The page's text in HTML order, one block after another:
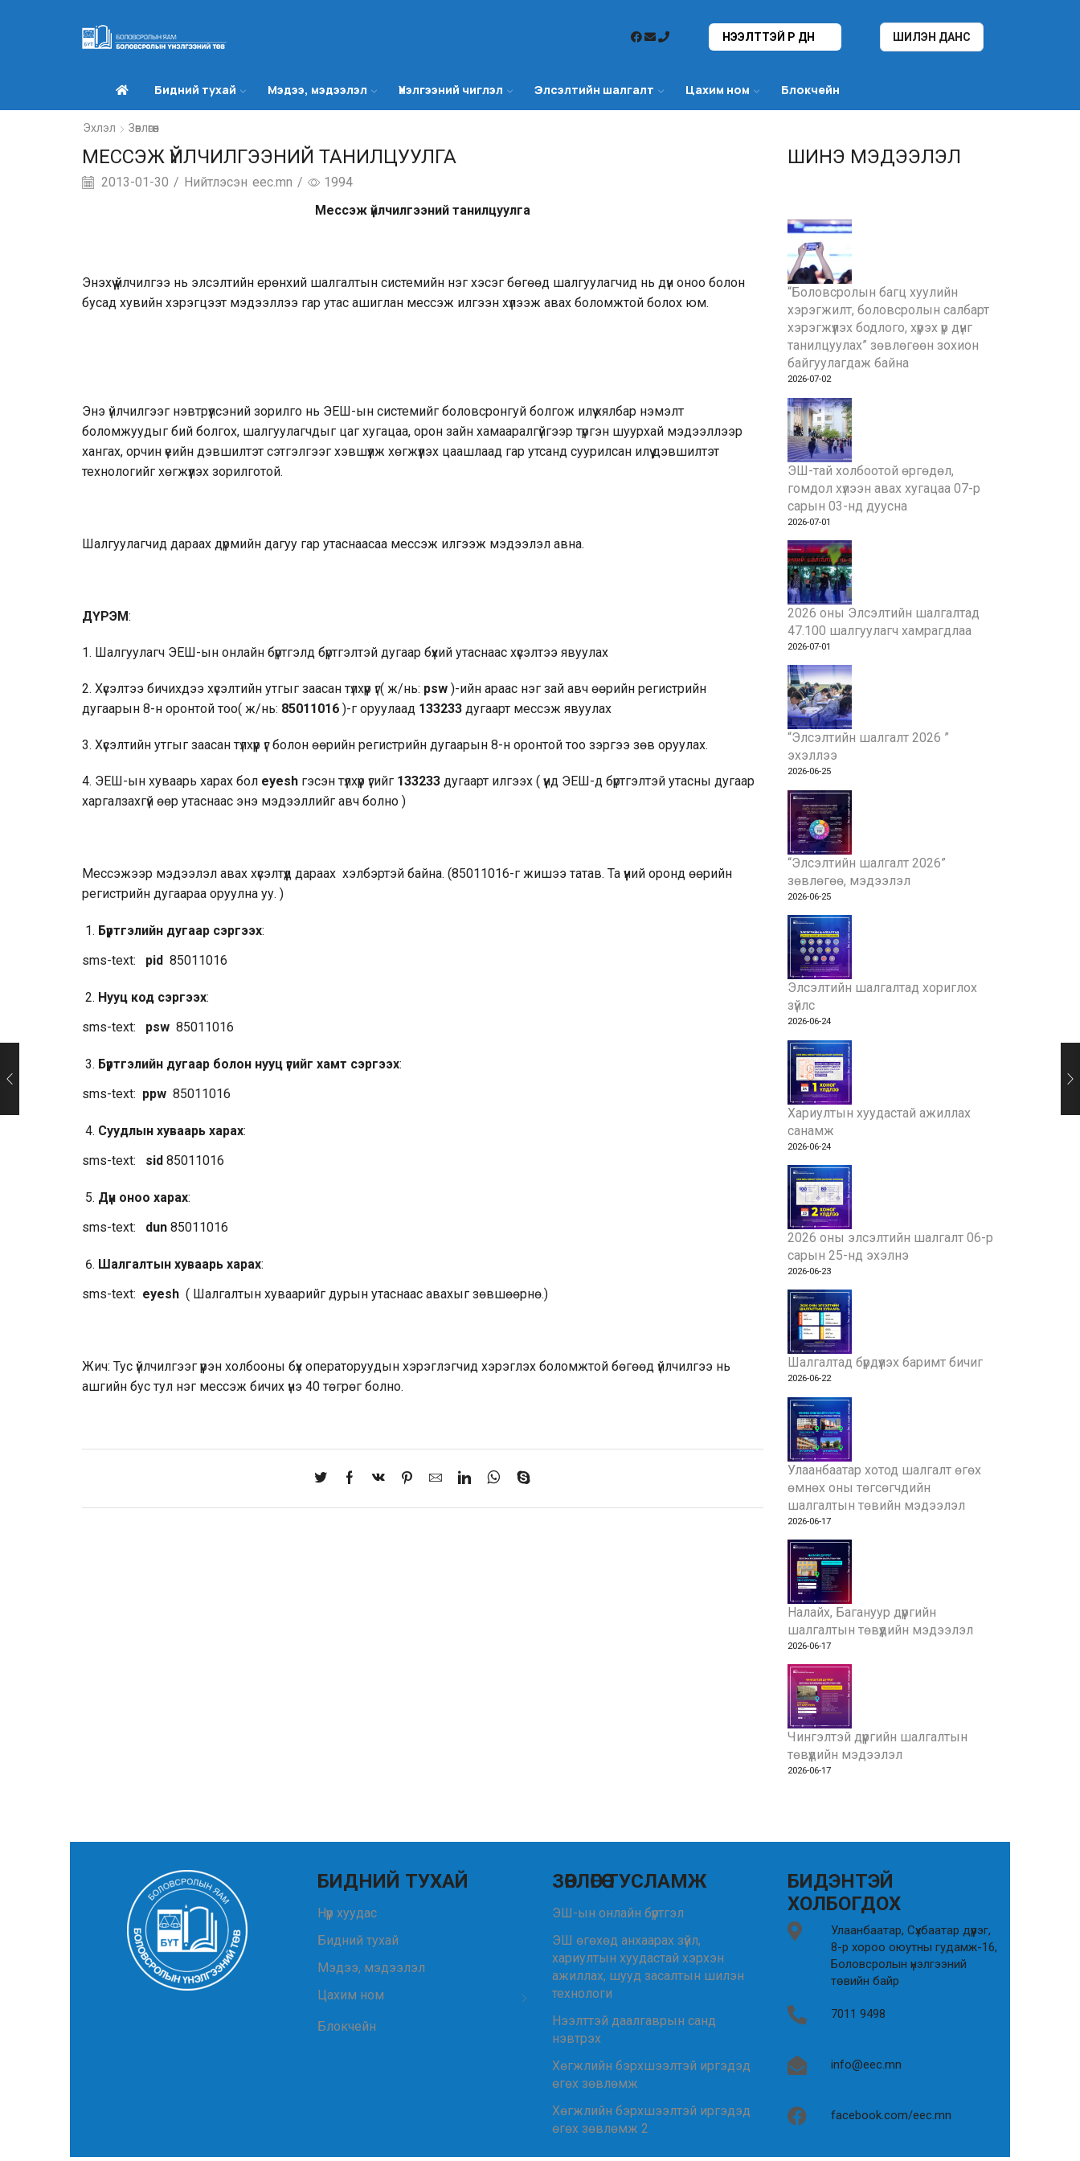
НЭЭЛТТЭЙ ҮР ДҮН ШИЛЭН ДАНС
Бидний тухай Мэдээ, мэдээлэл Үнэлгээний чиглэл Элсэлтийн шалгалт Цахим ном Блокчейн
Эхлэл Зөвлөгөөн
МЕССЭЖ ҮЙЛЧИЛГЭЭНИЙ ТАНИЛЦУУЛГА
2013-01-30 / Нийтлэсэн eec.mn /
1994
Мессэж үйлчилгээний танилцуулга
Энэхүү үйлчилгээ нь элсэлтийн ерөнхий шалгалтын системийн нэг хэсэг бөгөөд шалгуулагчид нь дүн оноо болон
бусад хувийн хэрэгцээт мэдээллээ гар утас ашиглан мессэж илгээн хүлээж авах боломжтой болох юм.
Энэ үйлчилгээг нэвтрүүлсэний зорилго нь ЭЕШ-ын системийг боловсронгуй болгож илүү хялбар нэмэлт
боломжуудыг бий болгох, шалгуулагчдыг цаг хугацаа, орон зайн хамааралгүйгээр түргэн шуурхай мэдээллээр
хангах, орчин үеийн дэвшилтэт сэтгэлгээг хэвшүүлж хөгжүүлэх цаашлаад гар утсанд суурилсан илүү дэвшилтэт
технологийг хөгжүүлэх зорилготой.
Шалгуулагчид дараах дүрмийн дагуу гар утаснаасаа мессэж илгээж мэдээлэл авна.
ДҮРЭМ:
1. Шалгуулагч ЭЕШ-ын онлайн бүртгэлд бүртгэлтэй дугаар бүхий утаснаас хүсэлтээ явуулах
2. Хүсэлтээ бичихдээ хүсэлтийн утгыг заасан түлхүүр үг( ж/нь: psw )-ийн араас нэг зай авч өөрийн регистрийн
дугаарын 8-н оронтой тоо( ж/нь: 85011016 )-г оруулаад 133233 дугаарт мессэж явуулах
3. Хүсэлтийн утгыг заасан түлхүүр үг болон өөрийн регистрийн дугаарын 8-н оронтой тоо зэргээ зөв оруулах.
4. ЭЕШ-ын хуваарь харах бол eyesh гэсэн түлхүүр үгийг 133233 дугаарт илгээх ( үүнд ЭЕШ-д бүртгэлтэй утасны дугаар
харгалзахгүй өөр утаснаас энэ мэдээллийг авч болно )
Мессэжээр мэдээлэл авах хүсэлтүүд дараах хэлбэртэй байна. (85011016-г жишээ татав. Та үүний оронд өөрийн
регистрийн дугаараа оруулна уу. )
Бүртгэлийн дугаар сэргээх:
sms-text: pid 85011016
Нууц код сэргээх:
sms-text: psw 85011016
Бүртгэлийн дугаар болон нууц үгийг хамт сэргээх:
sms-text: ppw 85011016
Суудлын хуваарь харах:
sms-text: sid 85011016
Дүн оноо харах:
sms-text: dun 85011016
Шалгалтын хуваарь харах:
sms-text: eyesh ( Шалгалтын хуваарийг дурын утаснаас авахыг зөвшөөрнө.)
Жич: Тус үйлчилгээг үүрэн холбооны бүх операторуудын хэрэглэгчид хэрэглэх боломжтой бөгөөд үйлчилгээ нь
ашгийн бус тул нэг мессэж бичих үнэ 40 төгрөг болно.
ШИНЭ МЭДЭЭЛЭЛ
“Боловсролын багц хуулийн
хэрэгжилт, боловсролын салбарт
хэрэгжүүлэх бодлого, хүрэх үр дүнг
танилцуулах” зөвлөгөөн зохион
байгуулагдаж байна
2026-07-02
ЭШ-тай холбоотой өргөдөл,
гомдол хүлээн авах хугацаа 07-р
сарын 03-нд дуусна
2026-07-01
2026 оны Элсэлтийн шалгалтад
47.100 шалгуулагч хамрагдлаа
2026-07-01
“Элсэлтийн шалгалт 2026 ”
эхэллээ
2026-06-25
“Элсэлтийн шалгалт 2026”
зөвлөгөө, мэдээлэл
2026-06-25
Элсэлтийн шалгалтад хориглох
зүйлс
2026-06-24
Хариултын хуудастай ажиллах
санамж
2026-06-24
2026 оны элсэлтийн шалгалт 06-р
сарын 25-нд эхэлнэ
2026-06-23
Шалгалтад бүрдүүлэх баримт бичиг
2026-06-22
Улаанбаатар хотод шалгалт өгөх
өмнөх оны төгсөгчдийн
шалгалтын төвийн мэдээлэл
2026-06-17
Налайх, Багануур дүүргийн
шалгалтын төвүүдийн мэдээлэл
2026-06-17
Чингэлтэй дүүргийн шалгалтын
төвүүдийн мэдээлэл
2026-06-17
БИДНИЙ ТУХАЙ
Нүүр хуудас
Бидний тухай
Мэдээ, мэдээлэл
Цахим ном
Блокчейн
ЗӨВЛӨГӨӨ ТУСЛАМЖ
ЭШ-ын онлайн бүртгэл
ЭШ өгөхөд анхаарах зүйл,
хариултын хуудастай хэрхэн
ажиллах, шууд засалтын шилэн
технологи
Нээлттэй даалгаврын санд
нэвтрэх
Хөгжлийн бэрхшээлтэй иргэдэд
өгөх зөвлөмж
Хөгжлийн бэрхшээлтэй иргэдэд
өгөх зөвлөмж 2
БИДЭНТЭЙ
ХОЛБОГДОХ
Улаанбаатар, Сүхбаатар дүүрэг,
8-р хороо оюутны гудамж-16,
Боловсролын үнэлгээний
төвийн байр
7011 9498
info@eec.mn
facebook.com/eec.mn